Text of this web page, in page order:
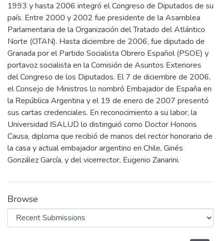
1993 y hasta 2006 integró el Congreso de Diputados de su
país. Entre 2000 y 2002 fue presidente de la Asamblea
Parlamentaria de la Organización del Tratado del Atlántico
Norte (OTAN). Hasta diciembre de 2006, fue diputado de
Granada por el Partido Socialista Obrero Español (PSOE) y
portavoz socialista en la Comisión de Asuntos Exteriores
del Congreso de los Diputados. El 7 de diciembre de 2006,
el Consejo de Ministros lo nombró Embajador de España en
la República Argentina y el 19 de enero de 2007 presentó
sus cartas credenciales. En reconocimiento a su labor, la
Universidad ISALUD lo distinguió como Doctor Honoris
Causa, diploma que recibió de manos del rector honorario de
la casa y actual embajador argentino en Chile, Ginés
González García, y del vicerrector, Eugenio Zanarini.
Browse